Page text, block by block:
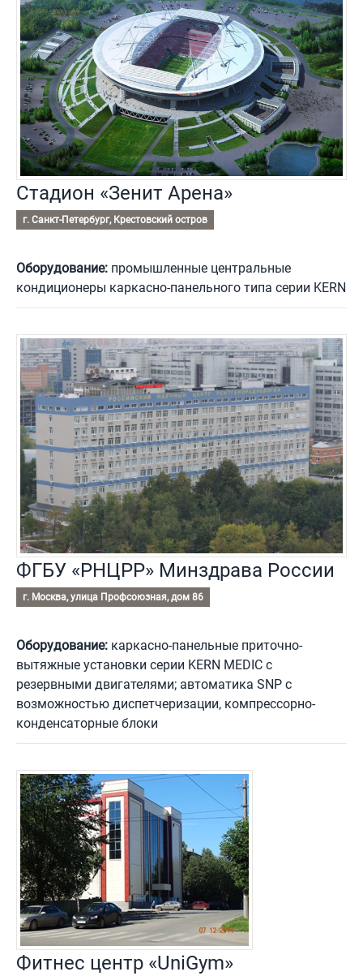
Стадион «Зенит Арена»
г. Санкт-Петербург, Крестовский остров
Оборудование: промышленные центральные
кондиционеры каркасно-панельного типа серии KERN
ФГБУ «РНЦРР» Минздрава России
г. Москва, улица Профсоюзная, дом 86
Оборудование: каркасно-панельные приточно-
вытяжные установки серии KERN MEDIC с
резервными двигателями; автоматика SNP с
возможностью диспетчеризации, компрессорно-
конденсаторные блоки
Фитнес центр «UniGym»